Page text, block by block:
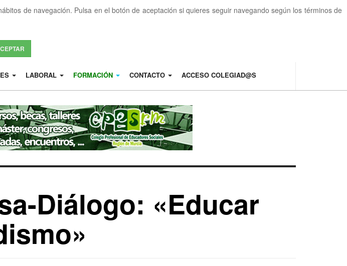
de navegación. Pulsa en el botón de aceptación si quieres seguir navegando según los términos de
LABORAL FORMACIÓN CONTACTO ACCESO COLEGIAD@S
Diálogo: «Educar